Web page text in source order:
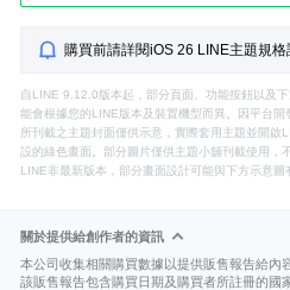
購買前請詳閱iOS 26 LINE主題規格
自LINE 9.12.0版本起，部分頁面、功能按鈕以及
能會根據您的LINE版本及裝置機型而異。因平台
所刊載之主題封面僅供示意，實際套用主題並開啟
設的綠色畫面。部分圖片僅供主題小舖刊載使用，
LINE非最新版本，部分畫面設計可能與下方示意圖
關於提供給創作者的資訊
本公司收集相關購買數據以提供販售報告給內
該販售報告包含購買日期及購買者所註冊的國